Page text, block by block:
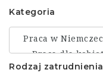
Kategoria
Rodzaj zatrudnienia